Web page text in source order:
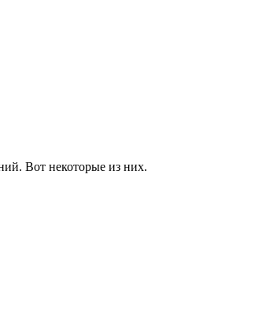
Вот некоторые из них.